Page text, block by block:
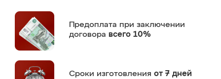
Предоплата при заключении
договора всего 10%
Сроки изготовления от 7 дней